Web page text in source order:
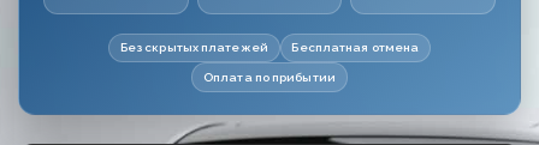
Без скрытых платежей Бесплатная отмена
Оплата по прибытии